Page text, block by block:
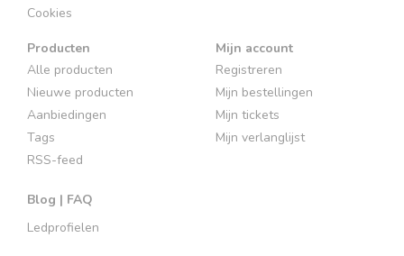
Cookies
Producten
Alle producten
Nieuwe producten
Aanbiedingen
Tags
RSS-feed
Blog | FAQ
Ledprofielen
Mijn account
Registreren
Mijn bestellingen
Mijn tickets
Mijn verlanglijst